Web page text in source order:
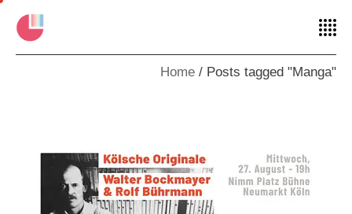
Home Posts tagged "Manga"